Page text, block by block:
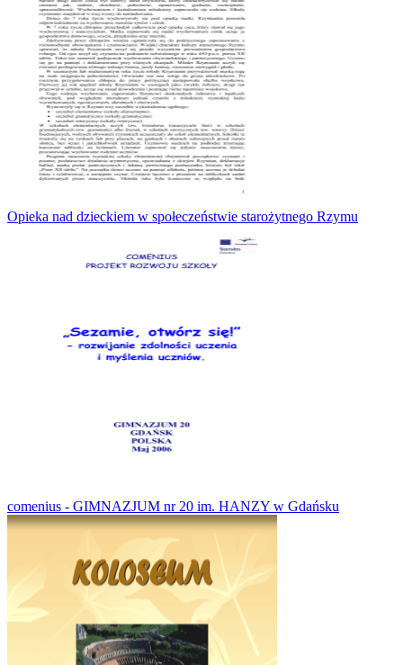
Opieka nad dzieckiem w społeczeństwie starożytnego Rzymu
comenius - GIMNAZJUM nr 20 im. HANZY w Gdańsku